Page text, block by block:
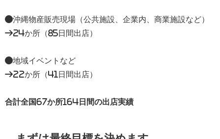
●沖縄物産販売現場（公共施設、企業内、商業施設など）
→24か所（85⽇間出店）
●地域イベントなど
→22か所（41⽇間出店）
合計全国67か所164日間の出店実績